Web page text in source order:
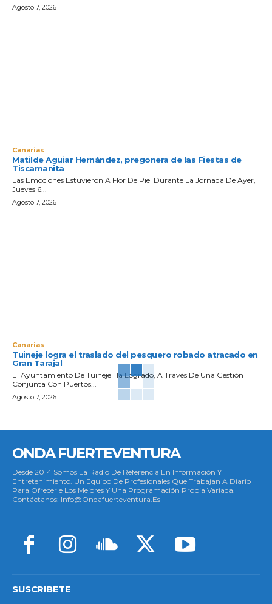
Agosto 7, 2026
Canarias
Matilde Aguiar Hernández, pregonera de las Fiestas de
Tiscamanita
Las Emociones Estuvieron A Flor De Piel Durante La Jornada De Ayer,
Jueves 6...
Agosto 7, 2026
Canarias
Tuineje logra el traslado del pesquero robado atracado en
Gran Tarajal
El Ayuntamiento De Tuineje Ha Logrado, A Través De Una Gestión
Conjunta Con Puertos...
Agosto 7, 2026
ONDA FUERTEVENTURA
Desde 2014 Somos La Radio De Referencia En Información Y
Entretenimiento. Un Equipo De Profesionales Que Trabajan A Diario
Para Ofrecerle Los Mejores Y Una Programación Propia Variada.
Contáctanos: Info@ondafuerteventura.es
SUSCRIBETE